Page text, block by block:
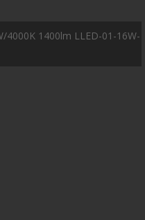
4000K 1400lm LLED-01-16W-